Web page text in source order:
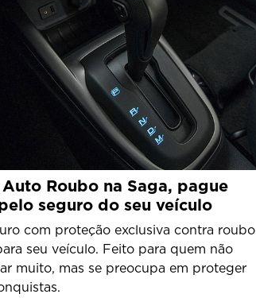
Roubo na Saga, pague
seguro do seu veículo
com proteção exclusiva contra roubo
seu veículo. Feito para quem não
muito, mas se preocupa em proteger